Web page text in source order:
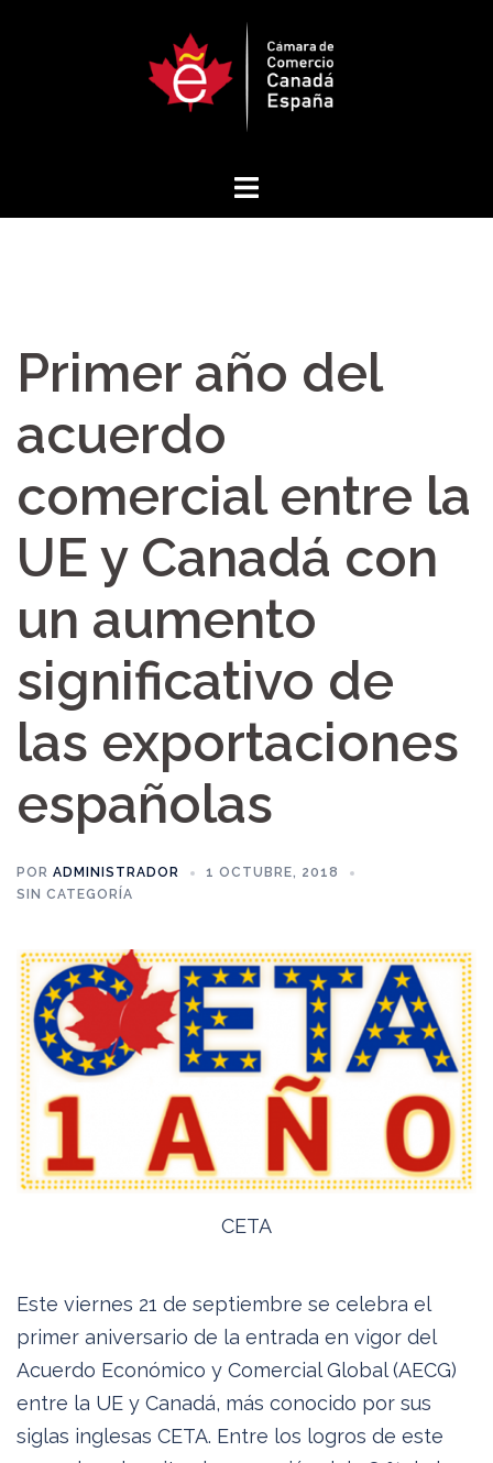
Primer año del
acuerdo
comercial entre la
UE y Canadá con
un aumento
significativo de
las exportaciones
españolas
POR ADMINISTRADOR
1 OCTUBRE, 2018
SIN CATEGORÍA
CETA
Este viernes 21 de septiembre se celebra el
primer aniversario de la entrada en vigor del
Acuerdo Económico y Comercial Global (AECG)
entre la UE y Canadá, más conocido por sus
siglas inglesas CETA. Entre los logros de este